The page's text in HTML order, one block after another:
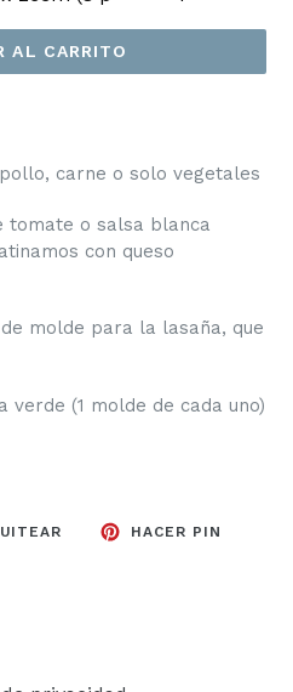
AL CARRITO
carne o solo vegetales
tomate o salsa blanca
con queso
molde para la lasaña, que
verde (1 molde de cada uno)
TUITEARHACER PIN